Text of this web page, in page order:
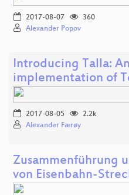
2017-08-07
360
Alexander Popov
Introducing Talla:
implementation of
2017-08-05
2.2k
Alexander Færøy
Zusammenführung
von Eisenbahn-